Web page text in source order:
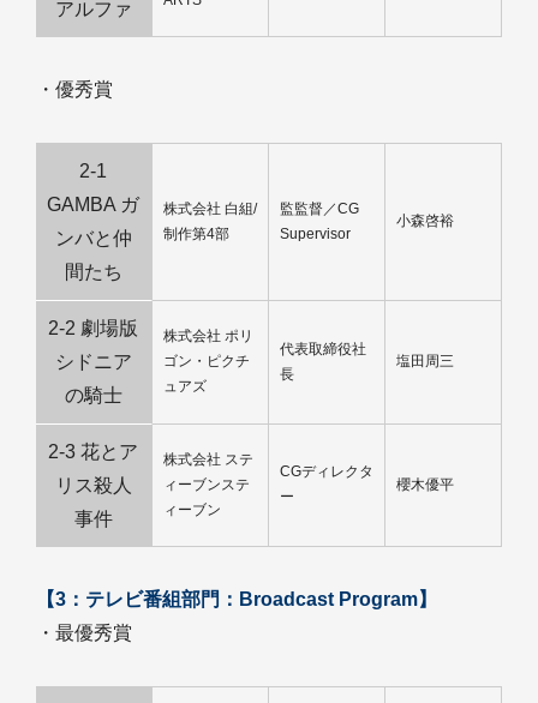
アルファ
・優秀賞
2-1
GAMBA ガ
ンバと仲
間たち
株式会社 白組/
制作第4部
監監督／CG
Supervisor
小森啓裕
2-2 劇場版
シドニア
の騎士
株式会社 ポリ
ゴン・ピクチ
ュアズ
代表取締役社
長
塩田周三
2-3 花とア
リス殺人
事件
株式会社 ステ
ィーブンステ
ィーブン
CGディレクタ
ー
櫻木優平
【3：テレビ番組部門：Broadcast Program】
・最優秀賞